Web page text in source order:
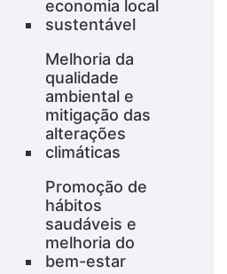
economia local
sustentável
Melhoria da
qualidade
ambiental e
mitigação das
alterações
climáticas
Promoção de
hábitos
saudáveis e
melhoria do
bem-estar